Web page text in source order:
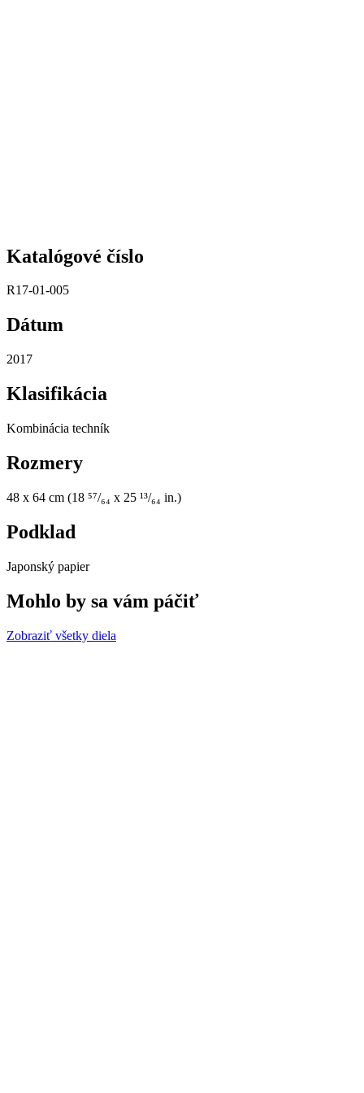
Katalógové číslo
R17-01-005
Dátum
2017
Klasifikácia
Kombinácia techník
Rozmery
48 x 64 cm (18 ⁵⁷/₆₄ x 25 ¹³/₆₄ in.)
Podklad
Japonský papier
Mohlo by sa vám páčiť
Zobraziť všetky diela